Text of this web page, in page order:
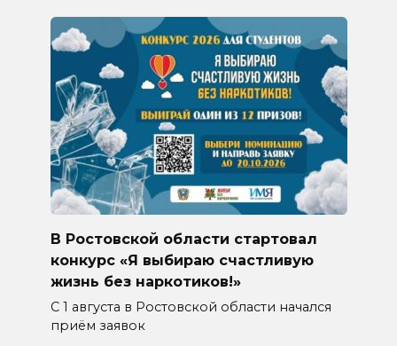
В Ростовской области стартовал
конкурс «Я выбираю счастливую
жизнь без наркотиков!»
С 1 августа в Ростовской области начался
приём заявок